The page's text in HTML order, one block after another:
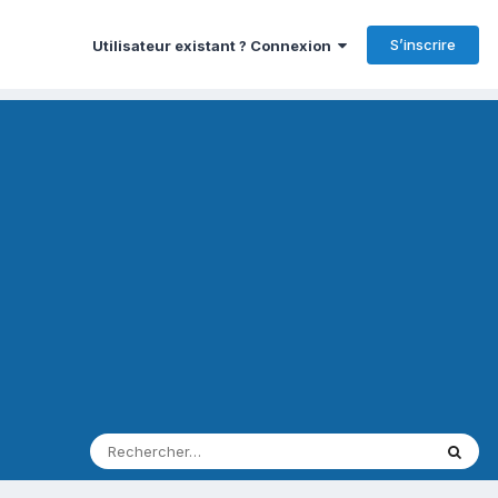
Utilisateur existant ? Connexion S’inscrire